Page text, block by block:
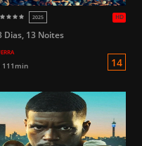
90min
Dias, 13 Noites